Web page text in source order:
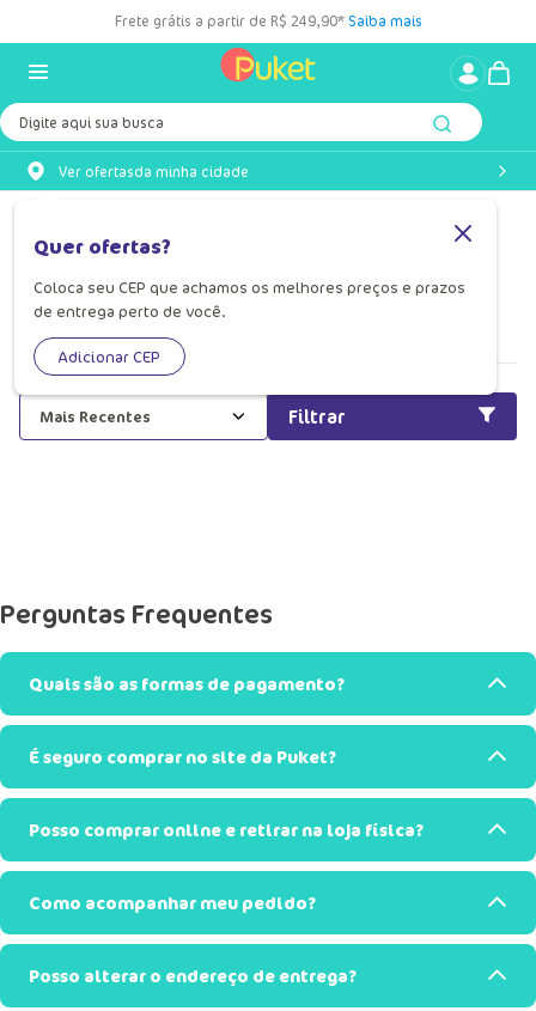
Frete grátis a partir de R$ 249,90* Saiba mais
Digite aqui sua busca
Ver ofertasda minha cidade
Quer ofertas?
Coloca seu CEP que achamos os melhores preços e prazos
de entrega perto de você.
Adicionar CEP
Encontre modelos femininos e infantis. Compre agora as
Mais Recentes Filtrar
Perguntas Frequentes
Quais são as formas de pagamento?
É seguro comprar no site da Puket?
Posso comprar online e retirar na loja física?
Como acompanhar meu pedido?
Posso alterar o endereço de entrega?